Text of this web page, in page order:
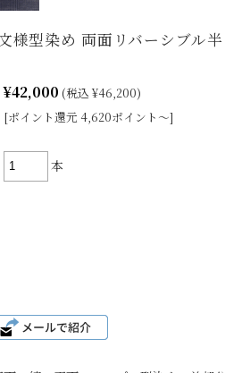
様型染め 両面リバーシブル半
¥42,000 (税込 ¥46,200)
[ポイント還元 4,620ポイント～]
本